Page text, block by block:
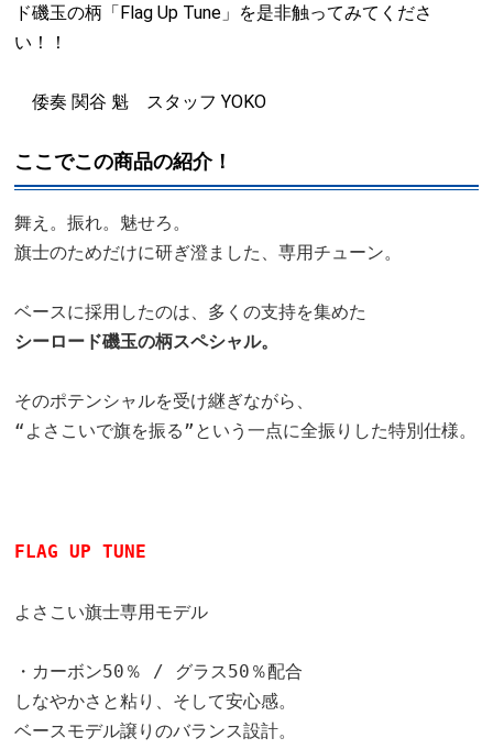
ド磯玉の柄「Flag Up Tune」を是非触ってみてくださ
い！！
倭奏 関谷 魁 スタッフ YOKO
ここでこの商品の紹介！
舞え。振れ。魅せろ。
旗士のためだけに研ぎ澄ました、専用チューン。
ベースに採用したのは、多くの支持を集めた
シーロード磯玉の柄スペシャル。
そのポテンシャルを受け継ぎながら、
“よさこいで旗を振る”という一点に全振りした特別仕様。
FLAG UP TUNE
よさこい旗士専用モデル
・カーボン50％ / グラス50％配合
しなやかさと粘り、そして安心感。
ベースモデル譲りのバランス設計。